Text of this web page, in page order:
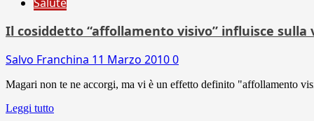
Il cosiddetto “affollamento visivo” influisce sulla
Salvo Franchina 11 Marzo 20100
Magari non te ne accorgi, ma vi è un effetto definito "affollamento
Leggi tutto